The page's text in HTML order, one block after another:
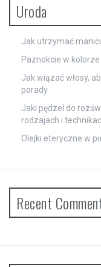
Uroda
Jak utrzymać
Paznokcie w
Jak wiązać włosy,
porady
Jaki pędzel do
rodzajach i
Olejki eteryczne w
Recent